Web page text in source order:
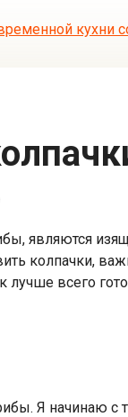
являются
колпачки,
всего
Я начинаю с